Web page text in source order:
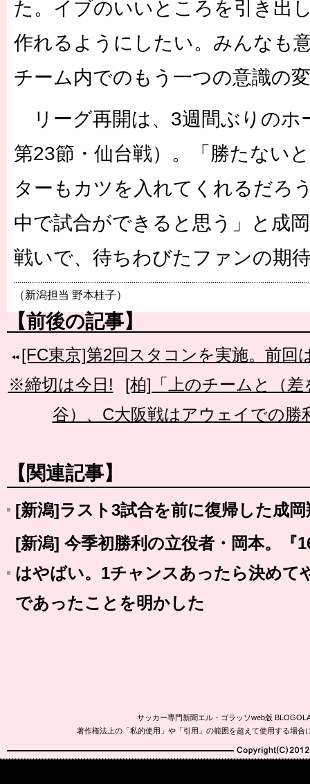
た。イブのいいところを引き出
作れるようにしたい。みんなも
チーム内でのもう一つの意識の
リーグ再開は、3週間ぶりのホ
第23節・仙台戦）。「勝たない
ターもカツを入れてくれるだろ
中で試合ができると思う」と成
戦いで、待ちわびたファンの期
（新潟担当 野本桂子）
【前後の記事】
[FC東京]第2回スタコンを実施。前回
※締切は今日!
[柏]「上のチームと（
谷）、C大阪戦はアウェイでの勝
【関連記事】
[新潟]ラスト3試合を前に復帰した成
[新潟] 今季初勝利の立役者・岡本。『
はやばい。1チャンスあったら決めて
であったことを明かした
サッカー専門新聞エル・ゴラッソweb版
著作権法上の「私的使用」や「引用」の範囲を超えて使用する場
Copyright(C)2010-